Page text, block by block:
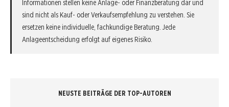
Informationen stellen keine Anlage- oder Finanzberatung dar und
sind nicht als Kauf- oder Verkaufsempfehlung zu verstehen. Sie
ersetzen keine individuelle, fachkundige Beratung. Jede
Anlageentscheidung erfolgt auf eigenes Risiko.
NEUSTE BEITRÄGE DER TOP-AUTOREN